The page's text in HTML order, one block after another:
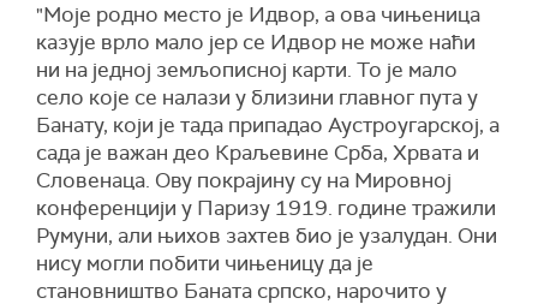
"Моје родно место је Идвор, а ова чињеница
казује врло мало јер се Идвор не може наћи
ни на једној земљописној карти. То је мало
село које се налази у близини главног пута у
Банату, који је тада припадао Аустроугарској, а
сада је важан део Краљевине Срба, Хрвата и
Словенаца. Ову покрајину су на Мировној
конференцији у Паризу 1919. године тражили
Румуни, али њихов захтев био је узалудан. Они
нису могли побити чињеницу да је
становништво Баната српско, нарочито у